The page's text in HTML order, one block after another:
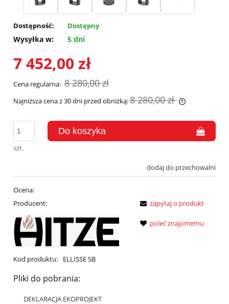
Dostępność: Dostępny
Wysyłka w: 5 dni
7 452,00 zł
Cena regularna: 8 280,00 zł
Najniższa cena z 30 dni przed obniżką:8 280,00 zł
30 dni,
momentu,
sprzedaży.
szt.
dodaj do przechowalni
Ocena:
Producent:
Kod produktu: ELLISSE SB
Pliki do pobrania:
DEKLARACJA EKOPROJEKT
zapytaj o produkt
poleć znajomemu